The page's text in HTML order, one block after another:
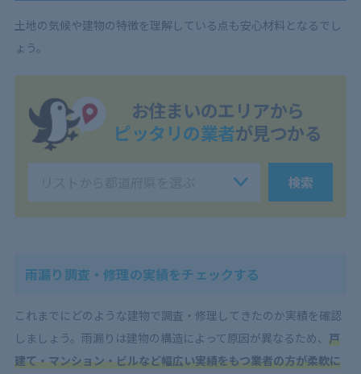
土地の気候や建物の特徴を理解している点も安心材料となるでし
ょう。
お住まいのエリアから
ピッタリの業者が見つかる
検索
雨漏り調査・修理の実績をチェックする
これまでにどのような建物で調査・修理してきたのか実績を確認
しましょう。雨漏りは建物の構造によって原因が異なるため、 戸
建て・マンション・ビルなど幅広い実績をもつ業者の方が柔軟に